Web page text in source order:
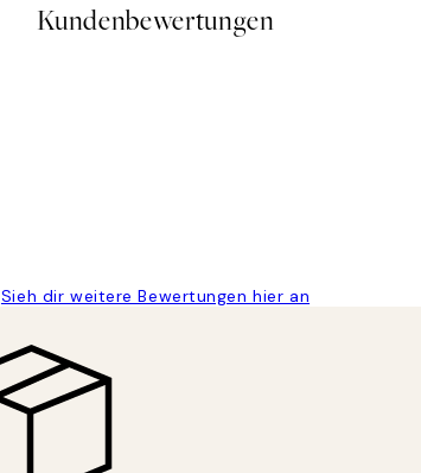
Kundenbewertungen
Sieh dir weitere Bewertungen hier an